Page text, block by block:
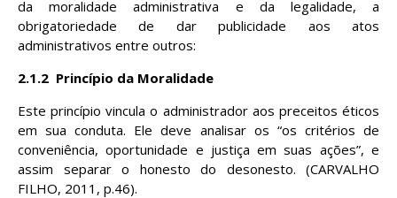
da moralidade administrativa e da legalidade, a
obrigatoriedade de dar publicidade aos atos
administrativos entre outros:
2.1.2 Princípio da Moralidade
Este princípio vincula o administrador aos preceitos éticos
em sua conduta. Ele deve analisar os “os critérios de
conveniência, oportunidade e justiça em suas ações”, e
assim separar o honesto do desonesto. (CARVALHO
FILHO, 2011, p.46).